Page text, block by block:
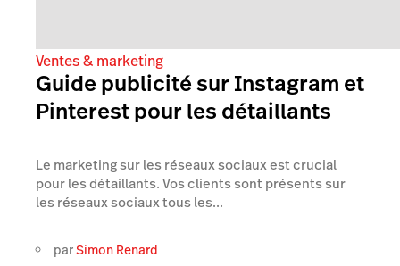
Ventes & marketing
Guide publicité sur Instagram et
Pinterest pour les détaillants
Le marketing sur les réseaux sociaux est crucial
pour les détaillants. Vos clients sont présents sur
les réseaux sociaux tous les...
parSimon Renard